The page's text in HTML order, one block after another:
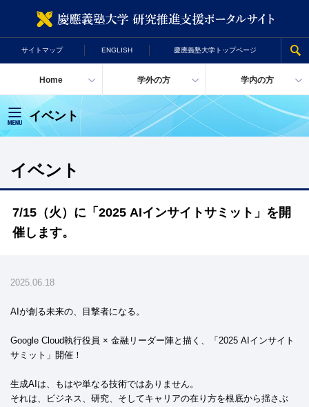
サイトマップ ENGLISH 慶應義塾大学トップページ
Home 学外の方 学内の方
イベント
7/15（火）に「2025 AIインサイトサミット」を開
催します。
2025.06.18
AIが創る未来の、目撃者になる。
Google Cloud執行役員 × 金融リーダー陣と描く、「2025 AIインサイト
サミット」開催！
生成AIは、もはや単なる技術ではありません。
それは、ビジネス、研究、そしてキャリアの在り方を根底から揺さぶ
イベント